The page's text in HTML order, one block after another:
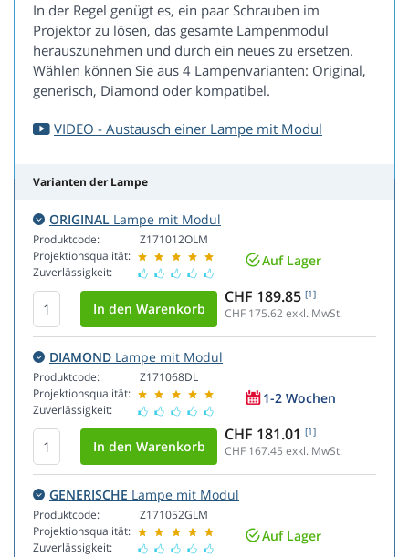
In der Regel genügt es, ein paar Schrauben im
Projektor zu lösen, das gesamte Lampenmodul
herauszunehmen und durch ein neues zu ersetzen.
Wählen können Sie aus 4 Lampenvarianten: Original,
generisch, Diamond oder kompatibel.
VIDEO - Austausch einer Lampe mit Modul
Varianten der Lampe
ORIGINAL Lampe mit Modul
Produktcode:
Projektionsqualität:
Zuverlässigkeit:
Z171012OLM
Auf Lager
CHF 189.85 [1]
CHF 175.62exkl. MwSt.
DIAMOND Lampe mit Modul
Produktcode:
Projektionsqualität:
Zuverlässigkeit:
Z171068DL
1-2 Wochen
CHF 181.01 [1]
CHF 167.45 exkl. MwSt.
GENERISCHE Lampe mit Modul
Produktcode:
Projektionsqualität:
Zuverlässigkeit:
Z171052GLM
Auf Lager